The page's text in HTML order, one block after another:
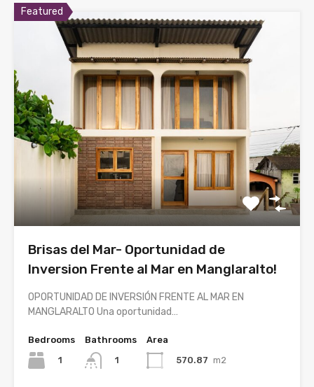
Featured
Brisas del Mar- Oportunidad de
Inversion Frente al Mar en Manglaralto!
OPORTUNIDAD DE INVERSIÓN FRENTE AL MAR EN
MANGLARALTO Una oportunidad…
Bedrooms
1
Bathrooms
1
Area
570.87 m2